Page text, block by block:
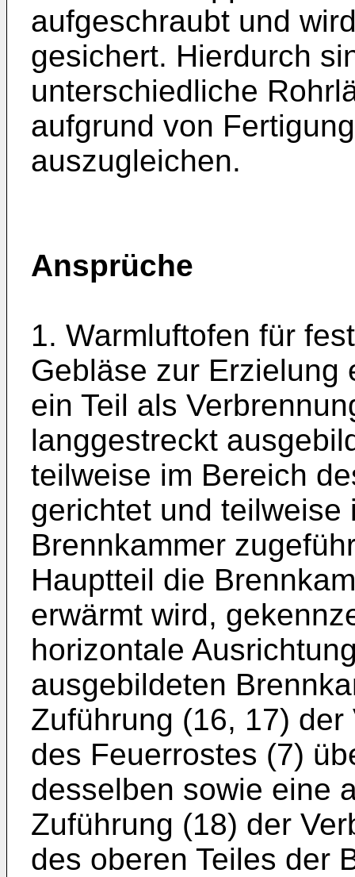
aufgeschraubt und
gesichert. Hierdurch
unterschiedliche
aufgrund von
auszugleichen.
Ansprüche
1. Warmluftofen für
Gebläse zur Erzielung
ein Teil als
langgestreckt
teilweise im Bereich
gerichtet und teilweise
Brennkammer
Hauptteil die
erwärmt wird,
horizontale
ausgebildeten
Zuführung (16, 17)
des Feuerrostes (7)
desselben sowie eine
Zuführung (18) der
des oberen Teiles der